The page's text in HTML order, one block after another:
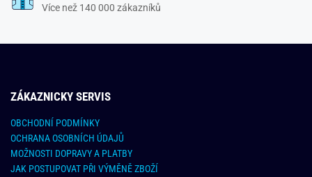
Více než 140 000 zákazníků
ZÁKAZNICKY SERVIS
OBCHODNÍ PODMÍNKY
OCHRANA OSOBNÍCH ÚDAJŮ
MOŽNOSTI DOPRAVY A PLATBY
JAK POSTUPOVAT PŘI VÝMĚNĚ ZBOŽÍ